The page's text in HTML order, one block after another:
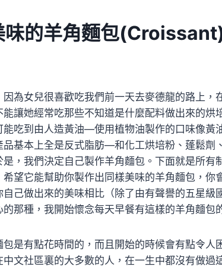
味的羊角麵包
為女兒很喜歡吃我們前一天去麥德龍的路上，
讓她經常吃那些不知道是什麼配料做出來的烘
能吃到由人造黃油—使用植物油製作的口味像
基本上全是反式脂肪—和化工烘培粉、蓬鬆劑
，我們決定自己製作羊角麵包。下面就是所有
望它能幫助你製作出同樣美味的羊角麵包，你
己做出來的美味相比（除了由有聲譽的五星級
那種，我開始懷念每天早餐有這樣的羊角麵包
是有點花時間的，而且開始的時候會有點令人
文社區裏的大多數的人，在一生中都沒有做過